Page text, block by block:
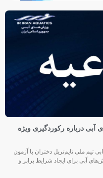
آبی درباره رکوردگیری ویژه
تیم ملی تایم‌تریل دختران با آزمون
آبی برای ایجاد شرایط برابر و